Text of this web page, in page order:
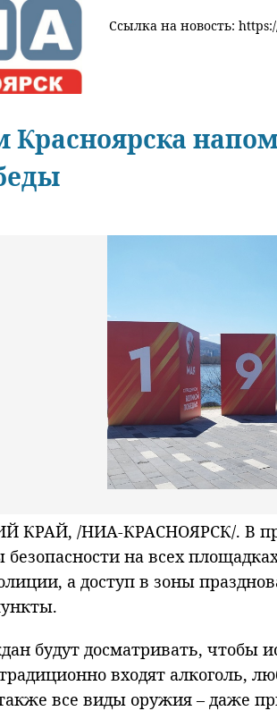
Ссылка на новость:
КРАЙ, /НИА-КРАСНОЯРСК/. В
на всех
а доступ в зоны
будут досматривать,
входят алкоголь,
все виды оружия – даже